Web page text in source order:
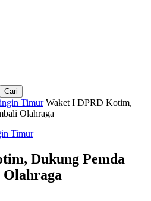
Timur Waket I DPRD Kotim,
Olahraga
Timur
Dukung Pemda